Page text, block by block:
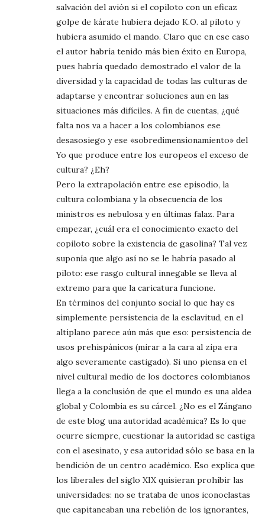
salvación del avión si el copiloto con un eficaz
golpe de kárate hubiera dejado K.O. al piloto y
hubiera asumido el mando. Claro que en ese caso
el autor habría tenido más bien éxito en Europa,
pues habría quedado demostrado el valor de la
diversidad y la capacidad de todas las culturas de
adaptarse y encontrar soluciones aun en las
situaciones más difíciles. A fin de cuentas, ¿qué
falta nos va a hacer a los colombianos ese
desasosiego y ese «sobredimensionamiento» del
Yo que produce entre los europeos el exceso de
cultura? ¿Eh?
Pero la extrapolación entre ese episodio, la
cultura colombiana y la obsecuencia de los
ministros es nebulosa y en últimas falaz. Para
empezar, ¿cuál era el conocimiento exacto del
copiloto sobre la existencia de gasolina? Tal vez
suponía que algo así no se le habría pasado al
piloto: ese rasgo cultural innegable se lleva al
extremo para que la caricatura funcione.
En términos del conjunto social lo que hay es
simplemente persistencia de la esclavitud, en el
altiplano parece aún más que eso: persistencia de
usos prehispánicos (mirar a la cara al zipa era
algo severamente castigado). Si uno piensa en el
nivel cultural medio de los doctores colombianos
llega a la conclusión de que el mundo es una aldea
global y Colombia es su cárcel. ¿No es el Zángano
de este blog una autoridad académica? Es lo que
ocurre siempre, cuestionar la autoridad se castiga
con el asesinato, y esa autoridad sólo se basa en la
bendición de un centro académico. Eso explica que
los liberales del siglo XIX quisieran prohibir las
universidades: no se trataba de unos iconoclastas
que capitaneaban una rebelión de los ignorantes,